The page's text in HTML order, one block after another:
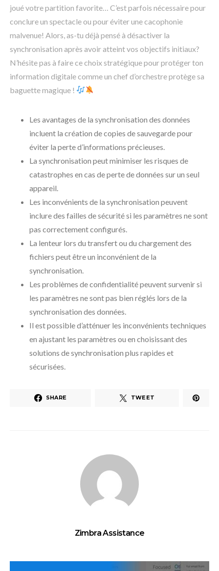
joué votre partition favorite… C’est parfois nécessaire pour
conclure un spectacle ou pour éviter une cacophonie
malvenue! Alors, as-tu déjà pensé à désactiver la
synchronisation après avoir atteint vos objectifs initiaux?
N’hésite pas à faire ce choix stratégique pour protéger ton
information digitale comme un chef d’orchestre protège sa
baguette magique !
Les avantages de la synchronisation des données
incluent la création de copies de sauvegarde pour
éviter la perte d’informations précieuses.
La synchronisation peut minimiser les risques de
catastrophes en cas de perte de données sur un seul
appareil.
Les inconvénients de la synchronisation peuvent
inclure des failles de sécurité si les paramètres ne sont
pas correctement configurés.
La lenteur lors du transfert ou du chargement des
fichiers peut être un inconvénient de la
synchronisation.
Les problèmes de confidentialité peuvent survenir si
les paramètres ne sont pas bien réglés lors de la
synchronisation des données.
Il est possible d’atténuer les inconvénients techniques
en ajustant les paramètres ou en choisissant des
solutions de synchronisation plus rapides et
sécurisées.
SHARE TWEET
Zimbra Assistance